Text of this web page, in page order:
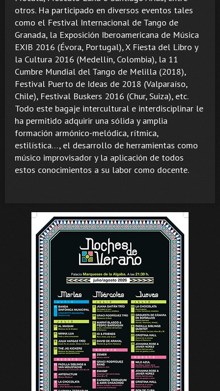
otros. Ha participado en diversos eventos tales
como el Festival Internacional de Tango de
Granada, la Exposición Iberoamericana de Música
EXIB 2016 (Évora, Portugal), X Fiesta del Libro y
la Cultura 2016 (Medellín, Colombia), la 11
Cumbre Mundial del Tango de Melilla (2018),
Festival Puerto de Ideas de 2018 (Valparaíso,
Chile), Festival Buskers 2016 (Chur, Suiza), etc.
Todo este bagaje intercultural e interdisciplinar le
ha permitido adquirir una sólida y amplia
formación armónico-melódica, rítmica,
estilística…, el desarrollo de herramientas como
músico improvisador y la aplicación de todos
estos conocimientos a su labor como docente.